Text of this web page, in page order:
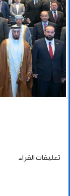
تعليقات القراء